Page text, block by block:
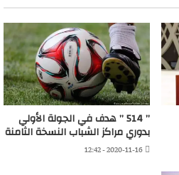
” 514 ” هدف في الجولة الأولي
بدوري مراكز الشباب النسخة الثامنة
2020-11-16 - 12:42